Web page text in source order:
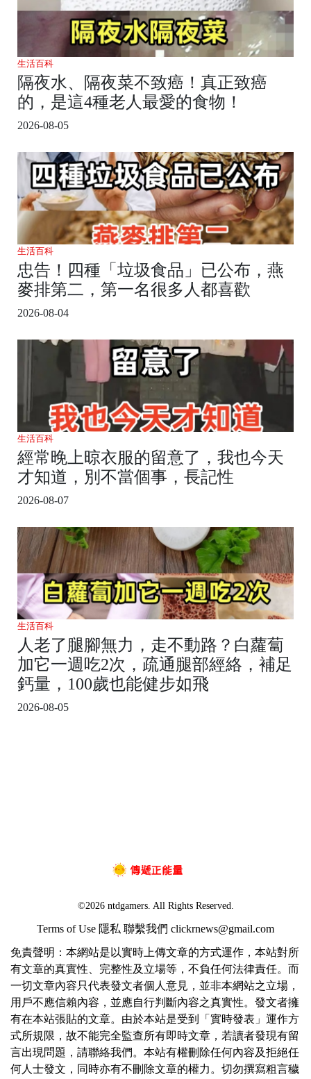
生活百科
隔夜水、隔夜菜不致癌！真正致癌
的，是這4種老人最愛的食物！
2026-08-05
生活百科
忠告！四種「垃圾食品」已公布，燕
麥排第二，第一名很多人都喜歡
2026-08-04
生活百科
經常晚上晾衣服的留意了，我也今天
才知道，別不當個事，長記性
2026-08-07
生活百科
人老了腿腳無力，走不動路？白蘿蔔
加它一週吃2次，疏通腿部經絡，補足
鈣量，100歲也能健步如飛
2026-08-05
©2026 ntdgamers. All Rights Reserved.
Terms of Use 隱私 聯繫我們 clickrnews@gmail.com
免責聲明：本網站是以實時上傳文章的方式運作，本站對所
有文章的真實性、完整性及立場等，不負任何法律責任。而
一切文章內容只代表發文者個人意見，並非本網站之立場，
用戶不應信賴內容，並應自行判斷內容之真實性。發文者擁
有在本站張貼的文章。由於本站是受到「實時發表」運作方
式所規限，故不能完全監查所有即時文章，若讀者發現有留
言出現問題，請聯絡我們。本站有權刪除任何內容及拒絕任
何人士發文，同時亦有不刪除文章的權力。切勿撰寫粗言穢